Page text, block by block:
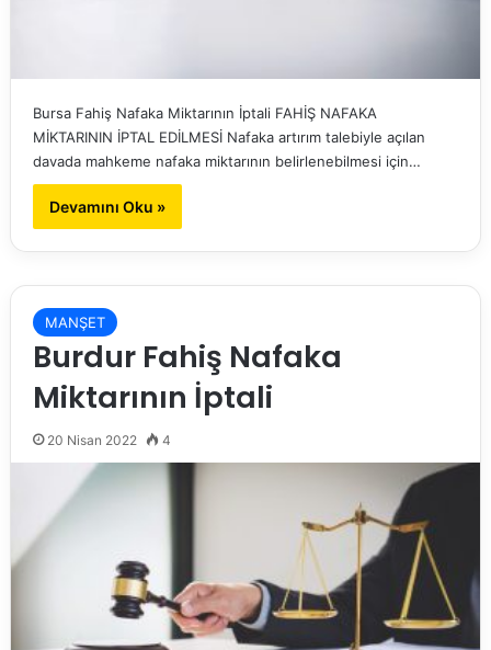
Bursa Fahiş Nafaka Miktarının İptali FAHİŞ NAFAKA
MİKTARININ İPTAL EDİLMESİ Nafaka artırım talebiyle açılan
davada mahkeme nafaka miktarının belirlenebilmesi için…
Devamını Oku »
MANŞET
Burdur Fahiş Nafaka
Miktarının İptali
20 Nisan 2022 4